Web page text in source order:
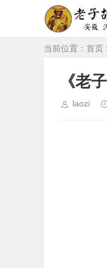
当前位置： 首页
《老
laozi